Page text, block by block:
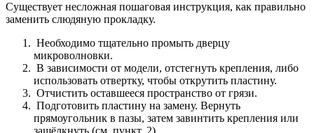
Существует несложная пошаговая инструкция, как правильно
заменить слюдяную прокладку.
Необходимо тщательно промыть дверцу
микроволновки.
В зависимости от модели, отстегнуть крепления, либо
использовать отвертку, чтобы открутить пластину.
Отчистить оставшееся пространство от грязи.
Подготовить пластину на замену. Вернуть
прямоугольник в пазы, затем завинтить крепления или